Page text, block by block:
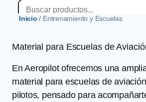
Inicio / Entrenamiento y Escuelas
Material para Escuelas de
En Aeropilot ofrecemos una
material para escuelas de
pilotos, pensado para